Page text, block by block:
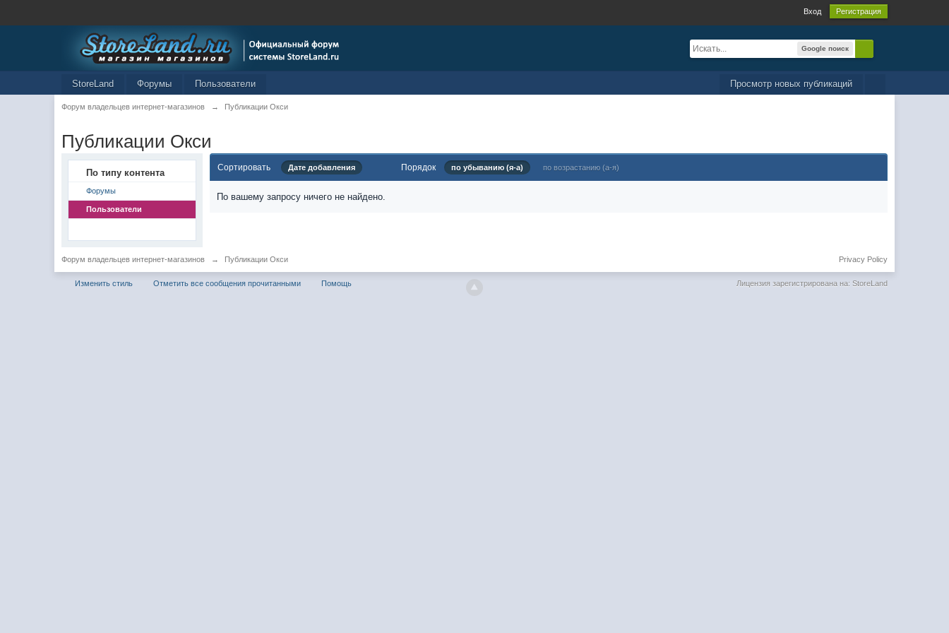
Вход Регистрация
Google поиск
Просмотр новых публикаций
StoreLand Форумы Пользователи
Форум владельцев интернет-магазинов → Публикации Окси
Публикации Окси
По типу контента
Форумы
Пользователи
Сортировать Дате добавления Порядок по убыванию (я-а) по возрастанию (а-я)
По вашему запросу ничего не найдено.
Форум владельцев интернет-магазинов → Публикации Окси Privacy Policy
Изменить стиль Отметить все сообщения прочитанными Помощь Лицензия зарегистрирована на: StoreLand